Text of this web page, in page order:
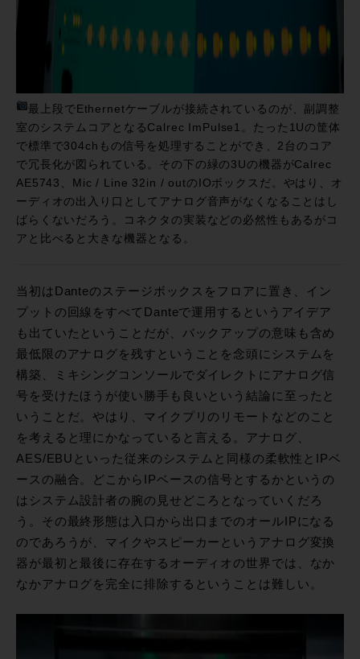
最上段でEthernetケーブルが接続されているのが、副調整
室のシステムコアとなるCalrec ImPulse1。たった1Uの筐体
で標準で304chもの信号を処理することができ、2台のコア
で冗長化が図られている。その下の緑の3Uの機器がCalrec
AE5743、Mic / Line 32in / outのIOボックスだ。やはり、オ
ーディオの出入り口としてアナログ音声がなくなることはし
ばらくないだろう。コネクタの実装などの必然性もあるがコ
アと比べると大きな機器となる。
当初はDanteのステージボックスをフロアに置き、イン
プットの回線をすべてDanteで運用するというアイデア
も出ていたということだが、バックアップの意味も含め
最低限のアナログを残すということを念頭にシステムを
構築、ミキシングコンソールでダイレクトにアナログ信
号を受けたほうが使い勝手も良いという結論に至ったと
いうことだ。やはり、マイクプリのリモートなどのこと
を考えると理にかなっていると言える。アナログ、
AES/EBUといった従来のシステムと同様の柔軟性とIPベ
ースの融合。どこからIPベースの信号とするかというの
はシステム設計者の腕の見せどころとなっていくだろ
う。その最終形態は入口から出口までのオールIPになる
のであろうが、マイクやスピーカーというアナログ変換
器が最初と最後に存在するオーディオの世界では、なか
なかアナログを完全に排除するということは難しい。